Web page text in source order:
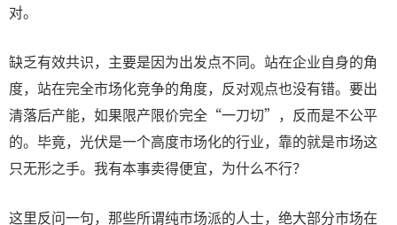
对。
缺乏有效共识，主要是因为出发点不同。站在企业自身的角
度，站在完全市场化竞争的角度，反对观点也没有错。要出
清落后产能，如果限产限价完全“一刀切”，反而是不公平
的。毕竟，光伏是一个高度市场化的行业，靠的就是市场这
只无形之手。我有本事卖得便宜，为什么不行？
这里反问一句，那些所谓纯市场派的人士，绝大部分市场在